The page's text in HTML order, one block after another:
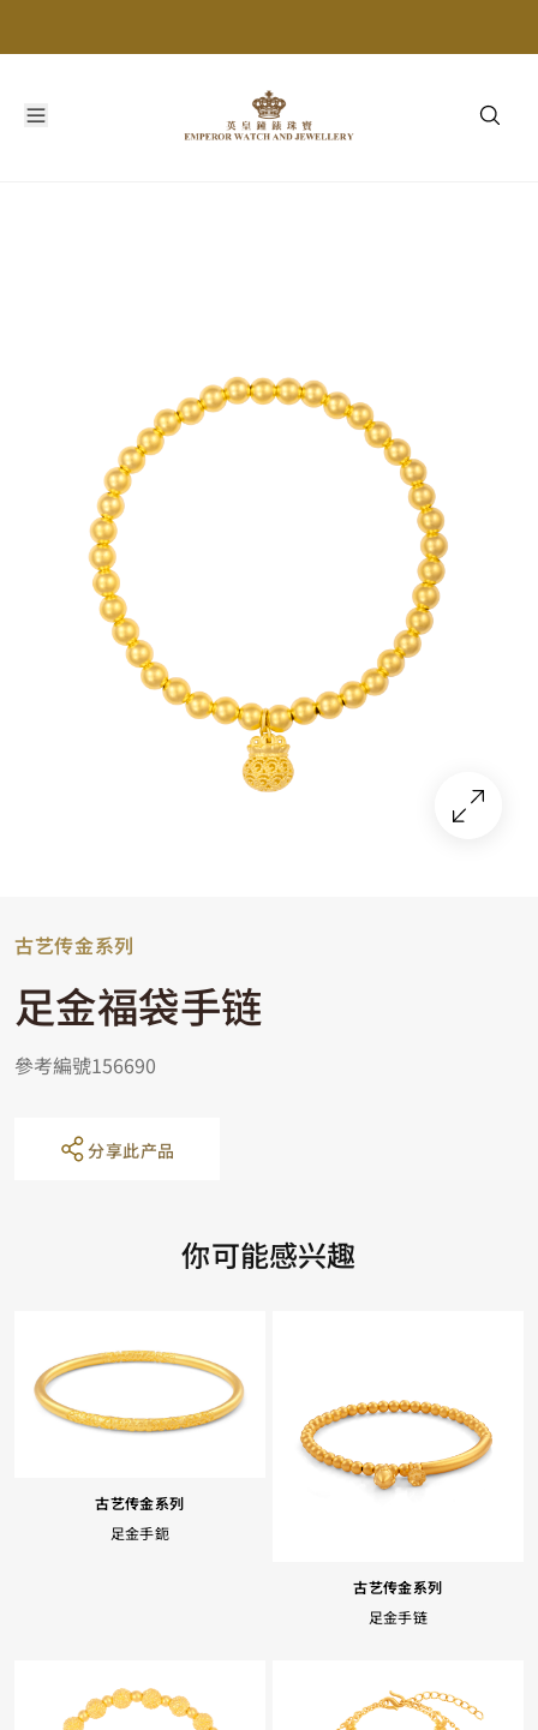
古艺传金系列
足金福袋手链
參考編號156690
分享此产品
你可能感兴趣
古艺传金系列
足金手鈪
古艺传金系列
足金手链